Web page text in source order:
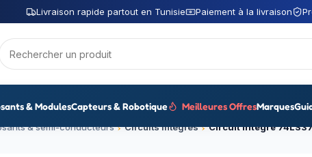
Livraison rapide partout en Tunisie Paiement à la livraison
& ModulesCapteurs & Robotique Meilleures OffresMarques
& semi-conducteurs Circuits intégrés